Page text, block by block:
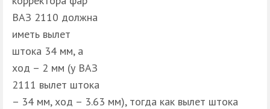
ВАЗ 2110 должна
иметь вылет
штока 34 мм, а
ход – 2 мм (у ВАЗ
2111 вылет штока
– 34 мм, ход – 3.63 мм), тогда как вылет штока